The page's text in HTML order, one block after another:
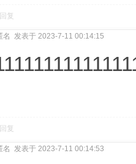
回复
名 发表于 2023-7-11 00:14:15
回复
名 发表于 2023-7-11 00:14:53